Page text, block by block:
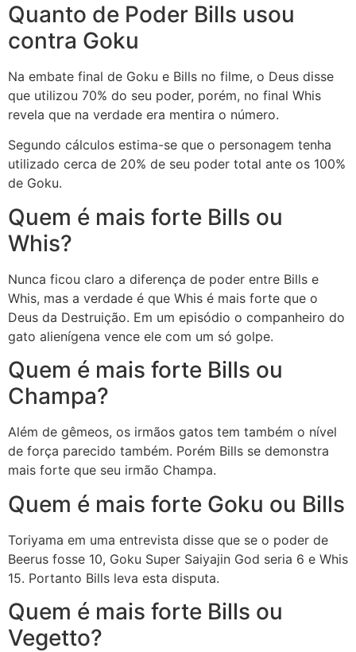
Quanto de Poder Bills usou
contra Goku
Na embate final de Goku e Bills no filme, o Deus disse
que utilizou 70% do seu poder, porém, no final Whis
revela que na verdade era mentira o número.
Segundo cálculos estima-se que o personagem tenha
utilizado cerca de 20% de seu poder total ante os 100%
de Goku.
Quem é mais forte Bills ou
Whis?
Nunca ficou claro a diferença de poder entre Bills e
Whis, mas a verdade é que Whis é mais forte que o
Deus da Destruição. Em um episódio o companheiro do
gato alienígena vence ele com um só golpe.
Quem é mais forte Bills ou
Champa?
Além de gêmeos, os irmãos gatos tem também o nível
de força parecido também. Porém Bills se demonstra
mais forte que seu irmão Champa.
Quem é mais forte Goku ou Bills
Toriyama em uma entrevista disse que se o poder de
Beerus fosse 10, Goku Super Saiyajin God seria 6 e Whis
15. Portanto Bills leva esta disputa.
Quem é mais forte Bills ou
Vegetto?